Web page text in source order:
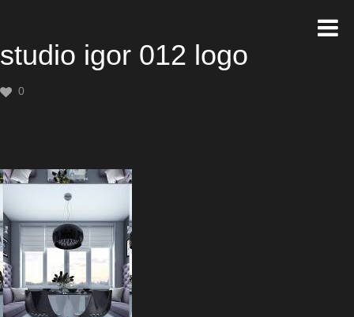
studio igor 012 logo
0